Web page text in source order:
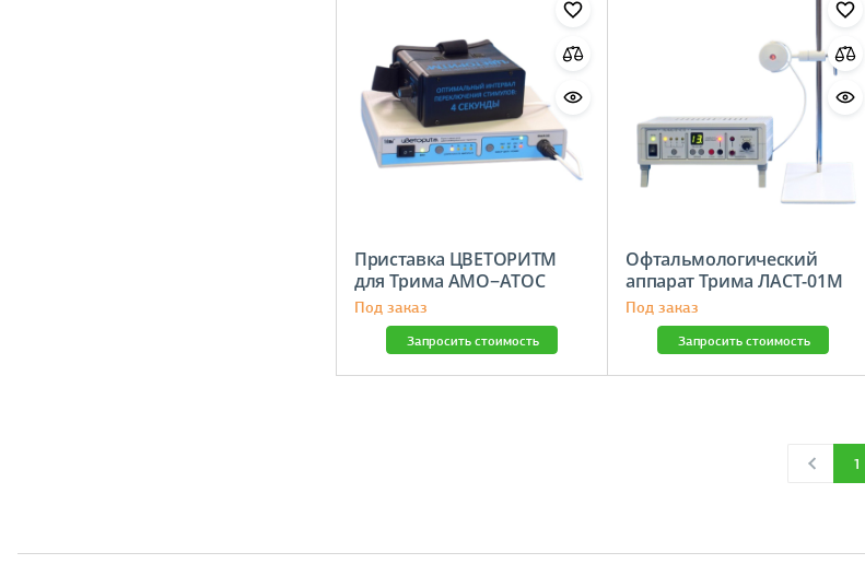
Приставка ЦВЕТОРИТМ
для Трима АМО−АТОС
Под заказ
Запросить стоимость
Офтальмологический
аппарат Трима ЛАСТ-01М
Под заказ
Запросить стоимость
1